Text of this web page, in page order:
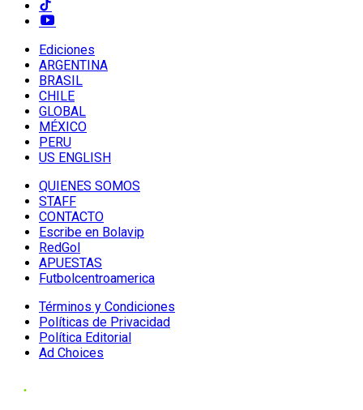
Ediciones
ARGENTINA
BRASIL
CHILE
GLOBAL
MÉXICO
PERU
US ENGLISH
QUIENES SOMOS
STAFF
CONTACTO
Escribe en Bolavip
RedGol
APUESTAS
Futbolcentroamerica
Términos y Condiciones
Políticas de Privacidad
Política Editorial
Ad Choices